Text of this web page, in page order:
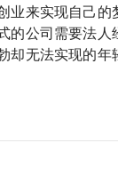
业来实现自己的
的公司需要法人
却无法实现的年